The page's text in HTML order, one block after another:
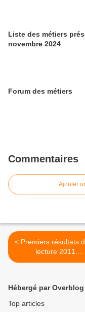
Liste des métiers
novembre 2024
Forum des métiers
Commentaires
Ajouter
< Premiers résultats du Défi
lecture 2011....
Hébergé par Overblog
Top articles